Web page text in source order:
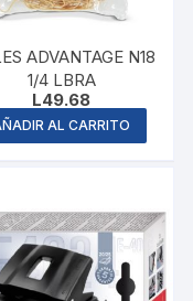
ADVANTAGE N18
1/4 LBRA
L49.68
AL CARRITO